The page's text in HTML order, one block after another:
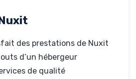
des prestations de Nuxit
d’un hébergeur
de qualité